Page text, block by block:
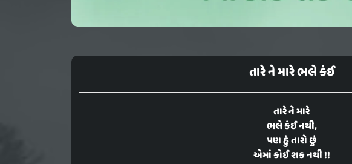
તારે ને મારે ભલે કંઈ
તારે ને મારે
ભલે કંઈ નથી,
પણ હું તારો છું
એમાં કોઈ શક નથી !!